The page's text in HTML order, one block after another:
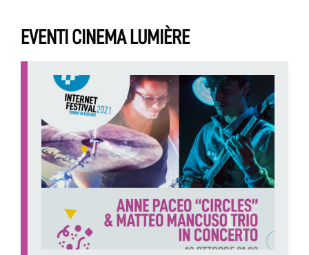
EVENTI CINEMA LUMIÈRE